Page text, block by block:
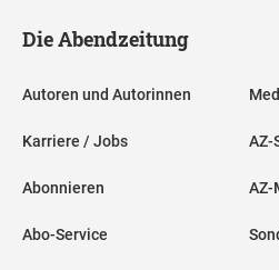
Die Abendzeitung
Autoren und Autorinnen
Karriere / Jobs
Abonnieren
Abo-Service
AZ-
AZ-